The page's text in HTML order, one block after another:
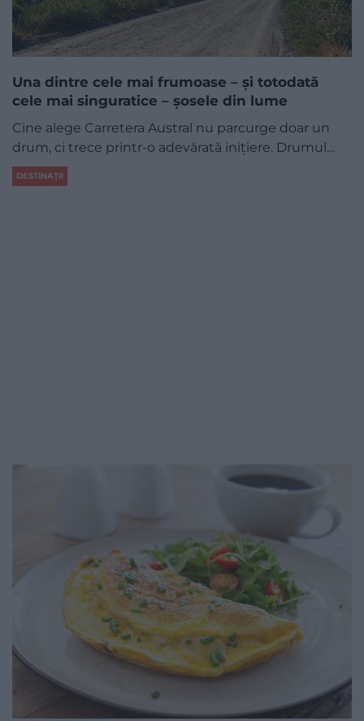
Una dintre cele mai frumoase – și totodată
cele mai singuratice – șosele din lume
Cine alege Carretera Austral nu parcurge doar un
drum, ci trece printr-o adevărată inițiere. Drumul…
DESTINAȚII